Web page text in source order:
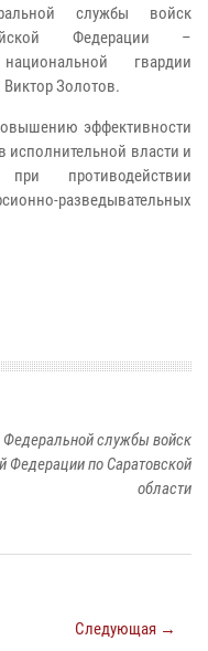
службы войск
Федерации –
гвардии
Золотов.
эффективности
исполнительной власти и
противодействии
разведывательных
службы войск
Федерации по Саратовской
области
Следующая →